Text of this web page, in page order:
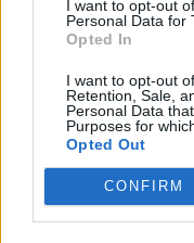
I want to opt-out
Personal Data for
Opted In
I want to opt-out
Retention, Sale,
Personal Data
Purposes for
Opted Out
CONFIRM
Portfolio.hu
Kötéslisták:
MÁR ELŐFIZETŐNK